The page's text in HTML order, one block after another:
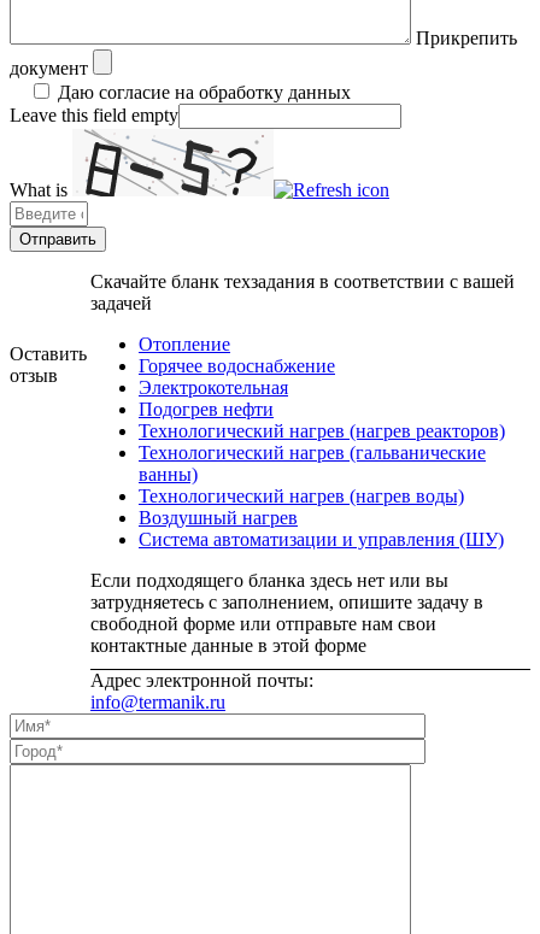
Прикрепить
документ
Даю согласие на обработку данных
Leave this field empty
What is
Solve
the
math
image
to
Скачайте бланк техзадания в соответствии с вашей
задачей
Отопление
Горячее водоснабжение
Электрокотельная
Подогрев нефти
Технологический нагрев (нагрев реакторов)
Технологический нагрев (гальванические
ванны)
Технологический нагрев (нагрев воды)
Воздушный нагрев
Система автоматизации и управления (ШУ)
Если подходящего бланка здесь нет или вы
затрудняетесь с заполнением, опишите задачу в
свободной форме или отправьте нам свои
контактные данные в этой форме
Адрес электронной почты:
info@termanik.ru
Оставить
отзыв